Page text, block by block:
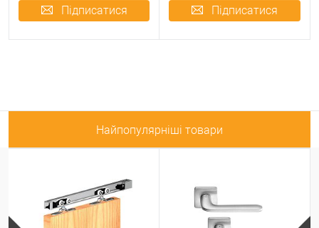
Підписатися Підписатися
Найпопулярніші товари